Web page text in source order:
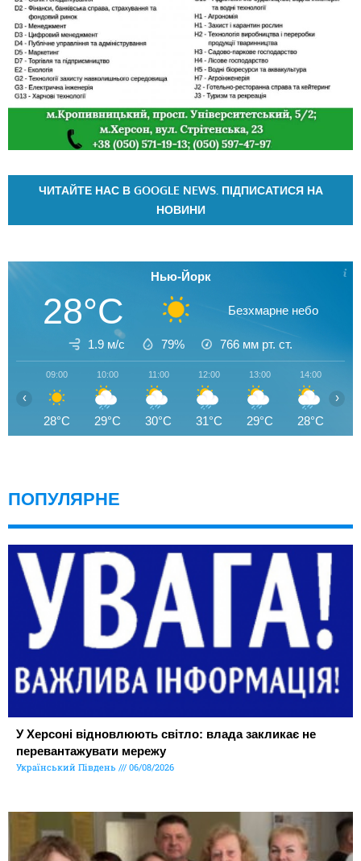
ЧИТАЙТЕ НАС В GOOGLE NEWS. ПІДПИСАТИСЯ НА
НОВИНИ
Нью-Йорк
28°C Безхмарне небо
1.9 м/с 79% 766 мм рт. ст.
09:00
28°C
10:00
29°C
11:00
30°C
12:00
31°C
13:00
29°C
14:00
28°C
‹ ›
ПОПУЛЯРНЕ
У Херсоні відновлюють світло: влада закликає не
перевантажувати мережу
Український Південь 06/08/2026